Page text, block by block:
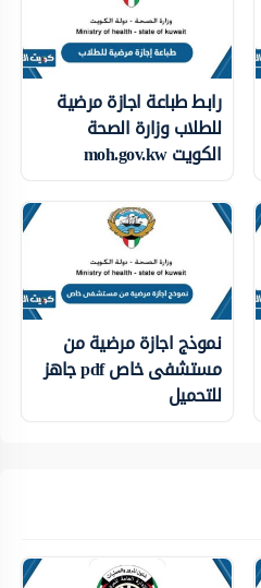
رابط طباعة اجازة مرضية
للطلاب وزارة الصحة
الكويت moh.gov.kw
نموذج اجازة مرضية من
مستشفى خاص pdf جاهز
للتحميل